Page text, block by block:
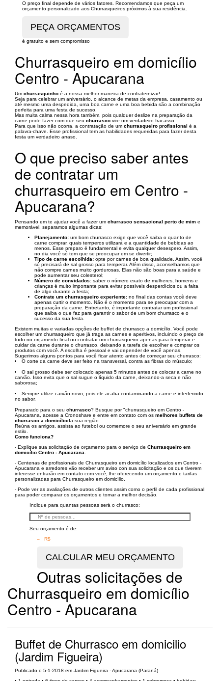
O preço final depende de vários fatores. Recomendamos que peça um
orçamento personalizado aos Churrasqueiros próximos à sua residência.
é gratuito e sem compromisso
Churrasqueiro em domicílio
Centro - Apucarana
Um churrasquinho é a nossa melhor maneira de confraternizar!
Seja para celebrar um aniversário, o alcance de metas da empresa, casamento ou
até mesmo uma despedida, uma boa carne e uma boa bebida são a combinação
perfeita para uma festa de sucesso.
Mas muita calma nessa hora também, pois qualquer deslize na preparação da
carne pode fazer com que seu churrasco vire um verdadeiro fracasso.
Para que isso não ocorra, a contratação de um churrasqueiro profissional é a
palavra-chave. Esse profissional tem as habilidades requeridas para fazer desta
festa um verdadeiro arraso.
O que preciso saber antes
de contratar um
churrasqueiro em Centro -
Apucarana?
Pensando em te ajudar você a fazer um churrasco sensacional perto de mim e
memorável, separamos algumas dicas:
Planejamento: um bom churrasco exige que você saiba o quanto de
carne comprar, quais temperos utilizará e a quantidade de bebidas ao
menos. Esse preparo é fundamental e evita qualquer desespero. Assim,
no dia você só tem que se preocupar em se divertir;
Tipo de carne escolhida: opte por carnes de boa qualidade. Assim, você
só precisará de sal grosso para temperar. Além disso, aconselhamos que
não compre carnes muito gordurosas. Elas não são boas para a saúde e
pode aumentar seu colesterol;
Número de convidados: saber o número exato de mulheres, homens e
crianças é muito importante para evitar possíveis desperdícios ou a falta
de algo durante a festa;
Contrate um churrasqueiro experiente: no final das contas você deve
apenas curtir o momento. Não é o momento para se preocupar com a
preparação da carne. Entretanto, é importante contratar um profissional
que saiba o que faz para garantir o sabor de um bom churrasco e o
sucesso da sua festa.
Existem muitas e variadas opções de buffet de churrasco a domicílio. Você pode
escolher um churrasqueiro que já traga as carnes e aperitivos, incluindo o preço de
tudo no orçamento final ou contratar um churrasqueiro apenas para temperar e
cuidar da carne durante o churrasco, deixando a tarefa de escolher e comprar os
produtos com você. A escolha é pessoal e vai depender de você apenas.
Sugerimos alguns pontos para você ficar atento antes de começar seu churrasco:
O corte da carne deve ser feito na transversal, contra as fibras do músculo;
O sal grosso debe ser colocado apenas 5 minutos antes de colocar a carne no
carvão. Isso evita que o sal sugue o líquido da carne, deixando-a seca e não
saborosa;
Sempre utilize carvão novo, pois ele acaba contaminando a carne e interferindo
no sabor.
Preparado para o seu churrasco? Busque por "churrasqueiro em Centro -
Apucarana, acesse a Cronoshare e entre em contato com os melhores buffets de
churrasco a domicílioda sua região.
Reúna os amigos, assista ao futebol ou comemore o seu aniversário em grande
estilo.
Como funciona?
- Explique sua solicitação de orçamento para o serviço de Churrasqueiro em
domicílio Centro - Apucarana
- Centenas de profissionais de Churrasqueiro em domicílio localizados em Centro -
Apucarana e arredores vão receber um aviso con sua solicitação e os que tiverem
interesse entrarão em contato com você, lhe oferecendo um orçamento e tarifas
personalizadas para Churrasqueiro em domicílio.
- Pode ver as avaliações de outros clientes assim como o perfil de cada profissional
para poder comparar os orçamentos e tomar a melhor decisão.
Indique para quantas pessoas será o churrasco:
Seu orçamento é de:
– R$
Outras solicitações de
Churrasqueiro em domicílio
Centro - Apucarana
Buffet de Churrasco em domicilio
(Jardim Figueira)
Publicado o 5-1-2018 em Jardim Figueira - Apucarana (Paraná)